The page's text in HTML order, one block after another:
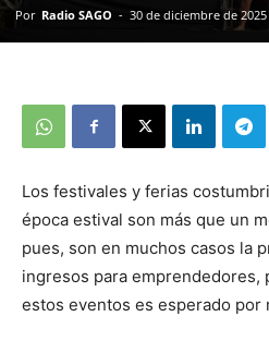
Por Radio SAGO - 30 de diciembre de 2025
Los festivales y ferias
época estival son más que un
pues, son en muchos casos la
ingresos para emprendedores,
estos eventos es esperado por